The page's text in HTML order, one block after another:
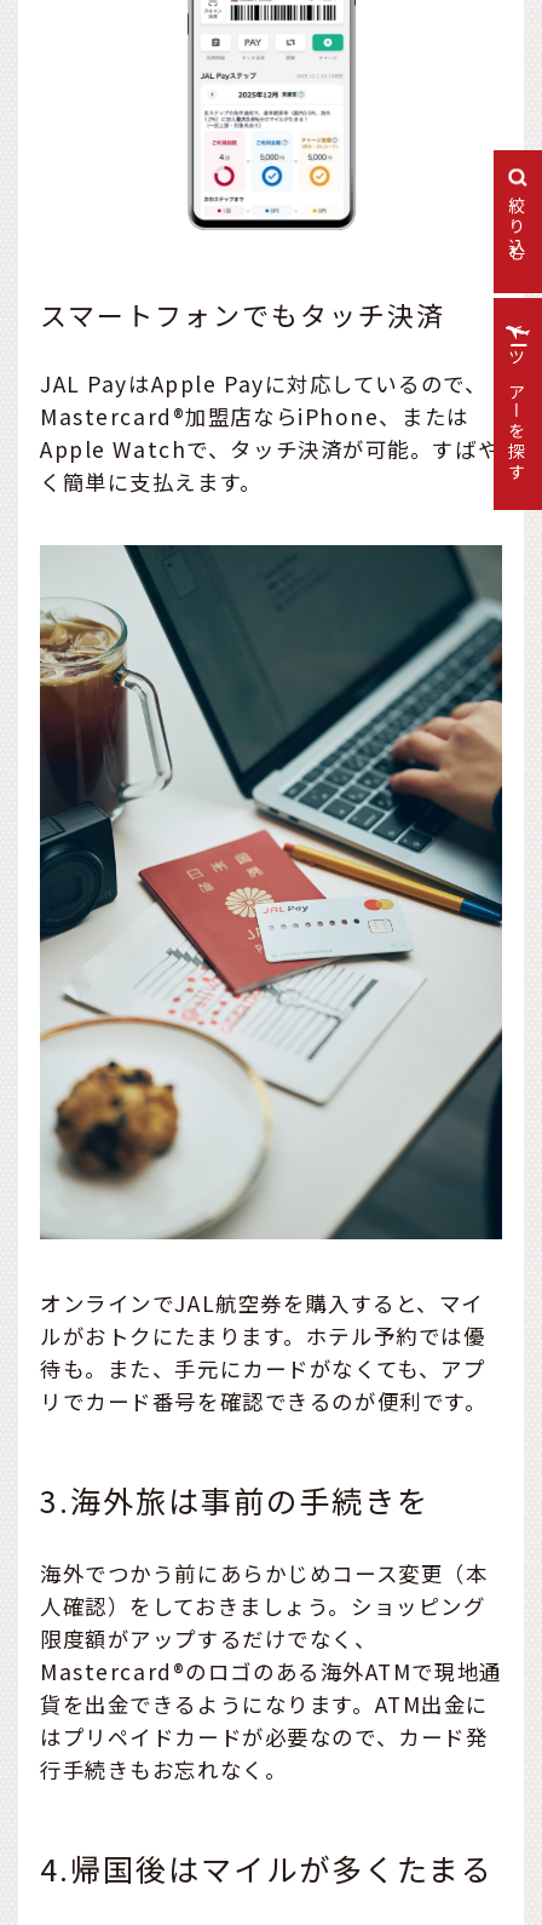
絞り込む
スマートフォンでもタッチ決済
JAL PayはApple Payに対応しているので、
Mastercard®加盟店ならiPhone、または
Apple Watchで、タッチ決済が可能。すばや
く簡単に支払えます。
オンラインでJAL航空券を購入すると、マイ
ルがおトクにたまります。ホテル予約では優
待も。また、手元にカードがなくても、アプ
リでカード番号を確認できるのが便利です。
3.海外旅は事前の手続きを
海外でつかう前にあらかじめコース変更（本
人確認）をしておきましょう。ショッピング
限度額がアップするだけでなく、
Mastercard®のロゴのある海外ATMで現地通
貨を出金できるようになります。ATM出金に
はプリペイドカードが必要なので、カード発
行手続きもお忘れなく。
4.帰国後はマイルが多くたまる
ツアーを探す